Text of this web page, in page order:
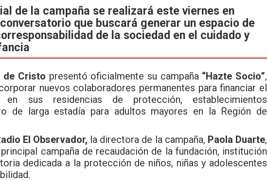
de la campaña se realizará este viernes en
que buscará generar un espacio de
de la sociedad en el cuidado y
de Cristo presentó oficialmente su campaña “Hazte Socio”,
nuevos colaboradores permanentes para financiar el
sus residencias de protección, establecimientos
de larga estadía para adultos mayores en la Región de
El Observador, la directora de la campaña, Paola Duarte,
campaña de recaudación de la fundación, institución
dedicada a la protección de niños, niñas y adolescentes